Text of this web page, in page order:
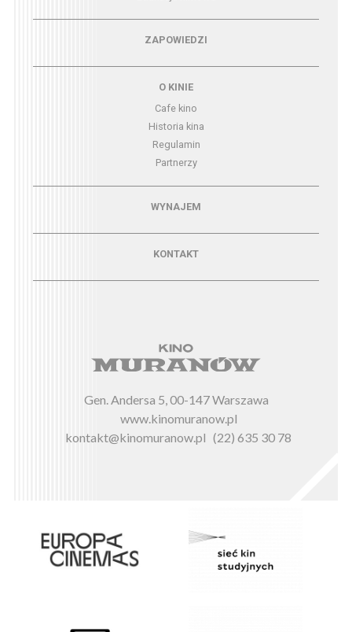
Menu - zapowiedziZAPOWIEDZI
O KINIE
Cafe kino
Historia kina
Regulamin
Partnerzy
Menu - wynajemWYNAJEM
KONTAKT
Gen. Andersa 5, 00-147 Warszawa
www.kinomuranow.pl
kontakt@kinomuranow.pl (22) 635 30 78